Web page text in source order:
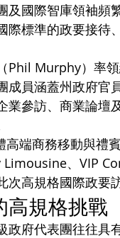
國際智庫領袖頻
際標準的政要接待
Phil Murphy）率
成員涵蓋州政府官
業參訪、商業論壇
端商務移動與禮
、VIP
高規格國際政要
高規格挑戰
府代表團往往具